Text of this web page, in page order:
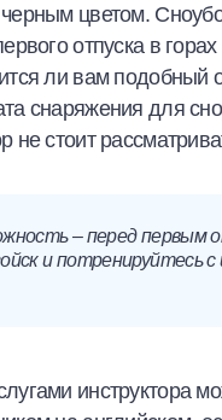
цветом.
отпуска в
ли вам
снаряжения для
не стоит
– перед первым
и потренируйтесь
инструктора